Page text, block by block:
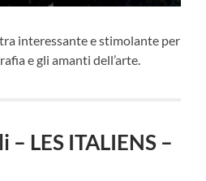
interessante e stimolante per
e gli amanti dell’arte.
LES ITALIENS –